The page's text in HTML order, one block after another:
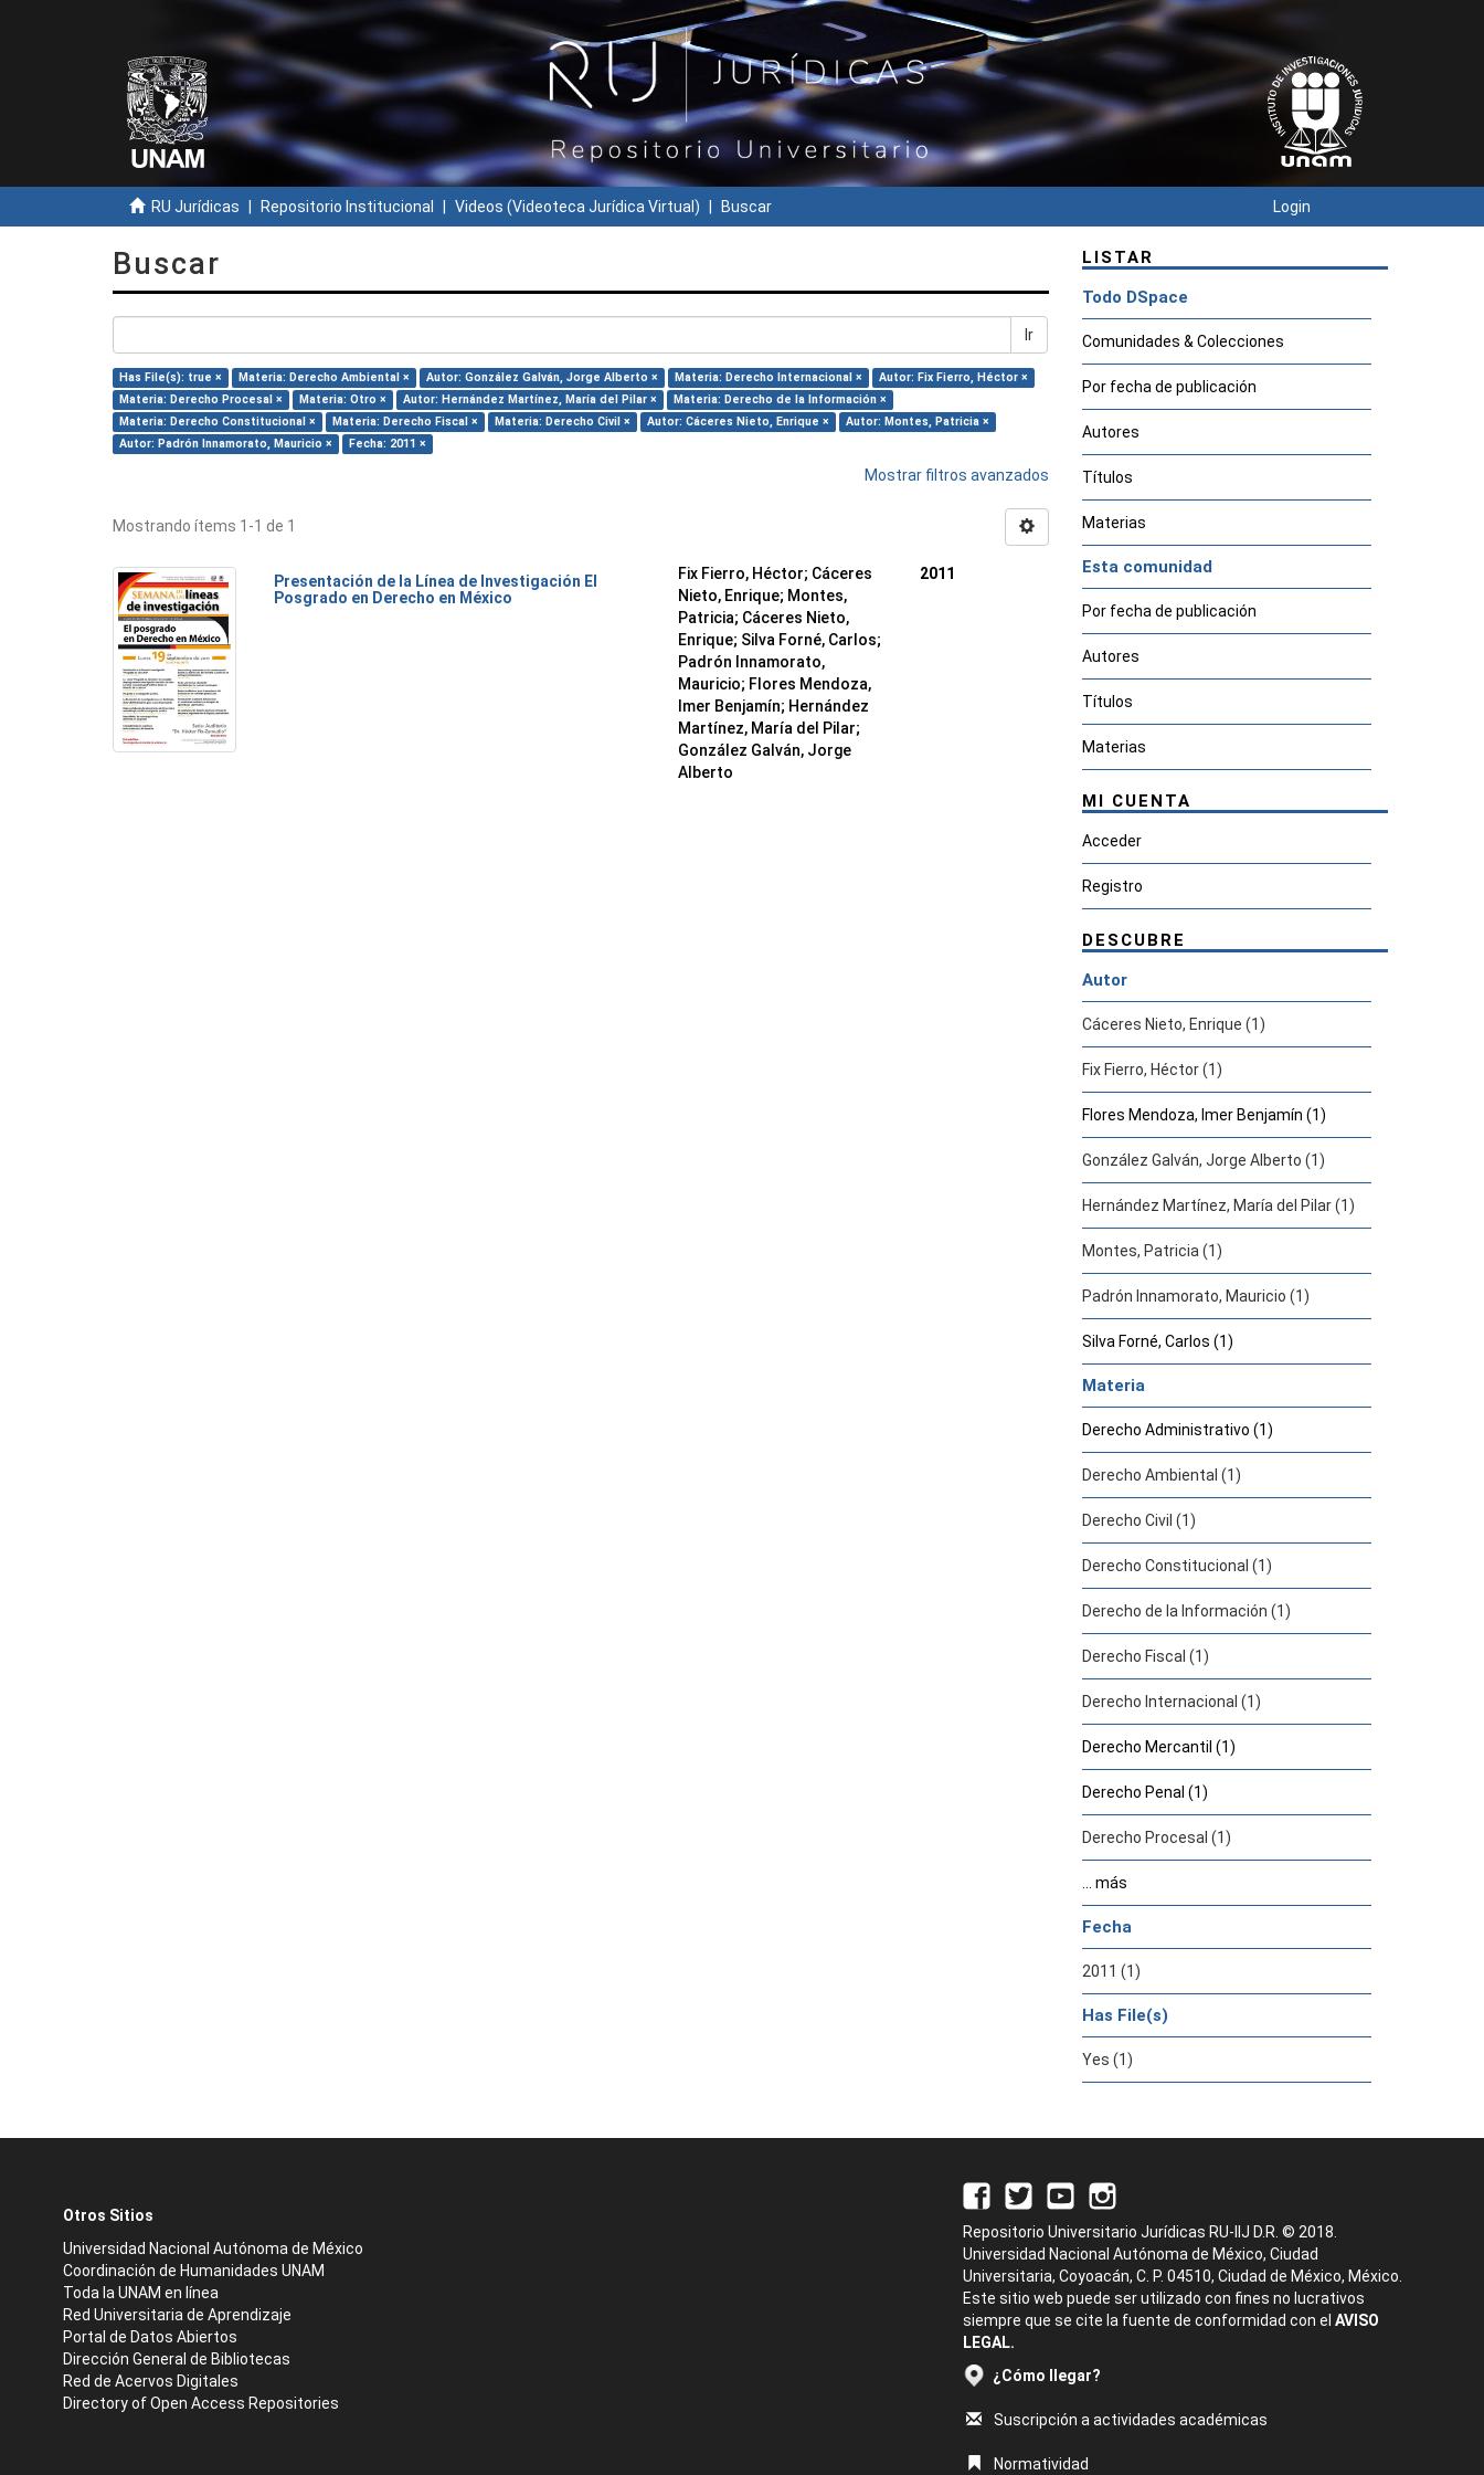
RU Jurídicas Repositorio Institucional Videos (Videoteca Jurídica Virtual) Buscar Login
Buscar
Ir
Has File(s): true × Materia: Derecho Ambiental × Autor: González Galván, Jorge Alberto × Materia: Derecho Internacional ×
Autor: Fix Fierro, Héctor ×
Materia: Derecho Procesal ×
Materia: Otro × Autor: Hernández Martínez, María del Pilar ×
Materia: Derecho de la Información ×
Materia: Derecho Constitucional ×
Materia: Derecho Fiscal × Materia: Derecho Civil × Autor: Cáceres Nieto, Enrique ×
Autor: Montes, Patricia ×
Autor: Padrón Innamorato, Mauricio ×
Fecha: 2011 ×
Mostrar filtros avanzados
Mostrando ítems 1-1 de 1
Presentación de la Línea de Investigación El
Posgrado en Derecho en México
Fix Fierro, Héctor; Cáceres
Nieto, Enrique; Montes,
Patricia; Cáceres Nieto,
Enrique; Silva Forné, Carlos;
Padrón Innamorato,
Mauricio; Flores Mendoza,
Imer Benjamín; Hernández
Martínez, María del Pilar;
González Galván, Jorge
Alberto
2011
LISTAR
Todo DSpace
Comunidades & Colecciones
Por fecha de publicación
Autores
Títulos
Materias
Esta comunidad
Por fecha de publicación
Autores
Títulos
Materias
MI CUENTA
Acceder
Registro
DESCUBRE
Autor
Cáceres Nieto, Enrique (1)
Fix Fierro, Héctor (1)
Flores Mendoza, Imer Benjamín (1)
González Galván, Jorge Alberto (1)
Hernández Martínez, María del Pilar (1)
Montes, Patricia (1)
Padrón Innamorato, Mauricio (1)
Silva Forné, Carlos (1)
Materia
Derecho Administrativo (1)
Derecho Ambiental (1)
Derecho Civil (1)
Derecho Constitucional (1)
Derecho de la Información (1)
Derecho Fiscal (1)
Derecho Internacional (1)
Derecho Mercantil (1)
Derecho Penal (1)
Derecho Procesal (1)
... más
Fecha
2011 (1)
Has File(s)
Yes (1)
Otros Sitios
Universidad Nacional Autónoma de México
Coordinación de Humanidades UNAM
Toda la UNAM en línea
Red Universitaria de Aprendizaje
Portal de Datos Abiertos
Dirección General de Bibliotecas
Red de Acervos Digitales
Directory of Open Access Repositories
Repositorio Universitario Jurídicas RU-IIJ D.R. © 2018.
Universidad Nacional Autónoma de México, Ciudad
Universitaria, Coyoacán, C. P. 04510, Ciudad de México, México.
Este sitio web puede ser utilizado con fines no lucrativos
siempre que se cite la fuente de conformidad con el AVISO
LEGAL.
¿Cómo llegar?
Suscripción a actividades académicas
Normatividad